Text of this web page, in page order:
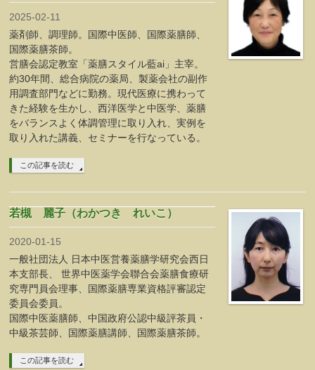
2025-02-11
薬剤師、調理師。国際中医師、国際薬膳師、
国際薬膳茶師。
営膳会認定教室「薬膳スタイル藍ai」主宰。
約30年間、総合病院の薬局、製薬会社の副作
用調査部門などに勤務。現代医療に携わって
きた経験を生かし、西洋医学と中医学、薬膳
をバランスよく体調管理に取り入れ、実例を
取り入れた講義、セミナーを行なっている。
この記事を読む
若槻 麗子（わかつき れいこ）
2020-01-15
一般社団法人 日本中医営養薬膳学研究会西日
本支部長、 世界中医薬学会聯合会薬膳食療研
究専門員会理事、国際薬膳専業資格評審認定
委員会委員。
国際中医薬膳師、中国政府公認中級評茶員・
中級茶芸師、国際薬膳講師、国際薬膳茶師。
この記事を読む